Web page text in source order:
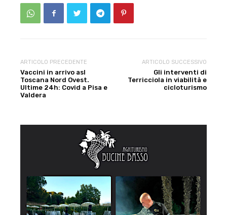
ARTICOLO PRECEDENTE
Vaccini in arrivo asl
Toscana Nord Ovest.
Ultime 24h: Covid a Pisa e
Valdera
ARTICOLO SUCCESSIVO
Gli interventi di
Terricciola in viabilità e
cicloturismo